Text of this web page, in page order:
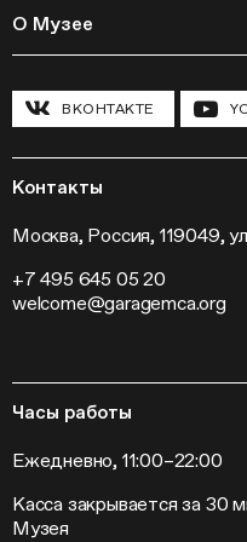
Мастерские
Полевые исследования
Инклюзивные программы
Конференции
Программа «Новые
Кинопрограмма
Выставки
Слет институций
Курсы
Циклы лекций
О Музее
Павильон «Шестигранник»
Хроника Музея «Гараж»
Новости
Пресса
Контакты
ВКОНТАКТЕ
Контакты
Москва, Россия, 119049,
+7 495 645 05 20
welcome@garagemca.org
Часы работы
Ежедневно, 11:00–22:00
Касса закрывается за 30
Музея